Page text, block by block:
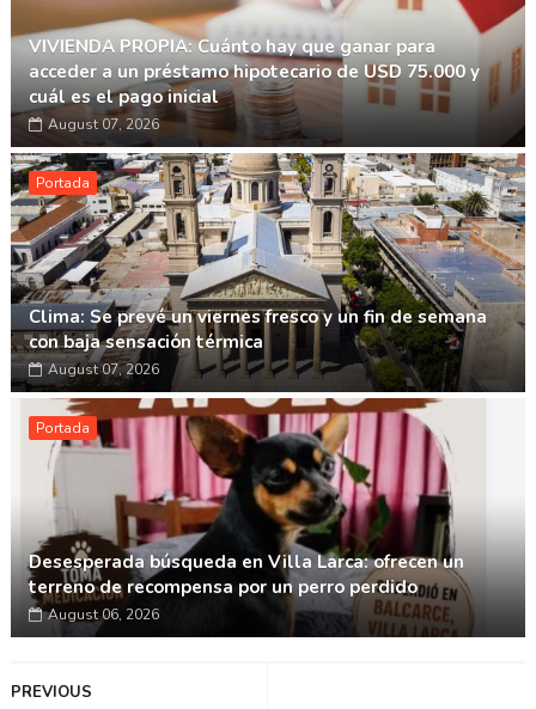
VIVIENDA PROPIA: Cuánto hay que ganar para
acceder a un préstamo hipotecario de USD 75.000 y
cuál es el pago inicial
August 07, 2026
Portada
Clima: Se prevé un viernes fresco y un fin de semana
con baja sensación térmica
August 07, 2026
Portada
Desesperada búsqueda en Villa Larca: ofrecen un
terreno de recompensa por un perro perdido
August 06, 2026
PREVIOUS